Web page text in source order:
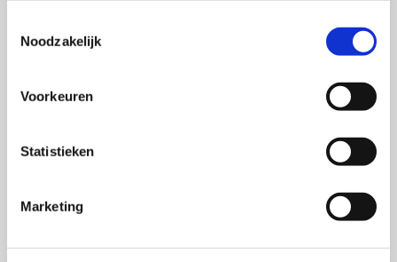
Noodzakelijk
Voorkeuren
Statistieken
Marketing
verpakkingen door transparante verpakkingen
infrastructuur: goede distributie en
Nieuwe acties stimuleert: consumenten helpen om
nieuwe kennis en vaardigheden eigen te maken
zodat ze een of meerdere (vaste) dagen per week
kiezen voor het ‘nieuwe vleesch’, bijv. door